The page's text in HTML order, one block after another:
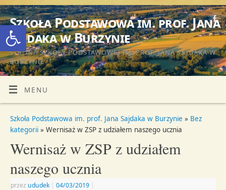
Otwórz pasek narzędzi
Szkoła Podstawowa im. prof. Jana
Sajdaka w Burzynie
STRONA SZKOŁY PODSTAWOWEJ IM. PROF. JANA SAJDAKA W
BURZYNIE
MENU
Szkoła Podstawowa im. prof. Jana Sajdaka w Burzynie » Bez
kategorii » Wernisaż w ZSP z udziałem naszego ucznia
Wernisaż w ZSP z udziałem
naszego ucznia
przez ududek | 04/03/2019 |